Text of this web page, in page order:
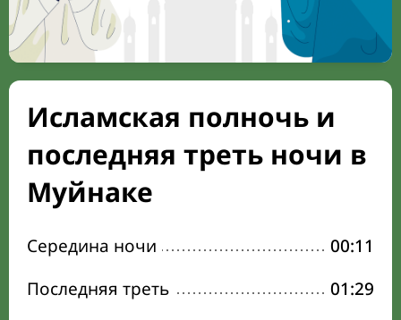
Исламская полночь и
последняя треть ночи в
Муйнаке
Середина ночи
00:11
Последняя треть
01:29